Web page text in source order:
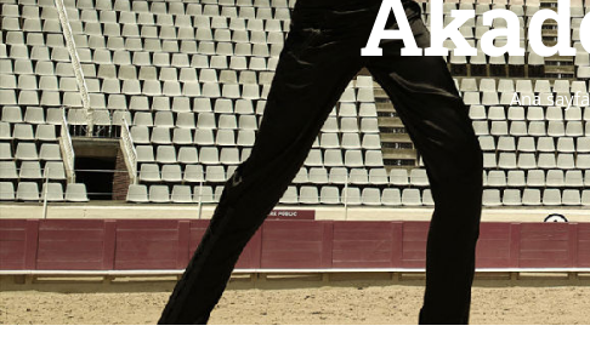
Ana sayfa